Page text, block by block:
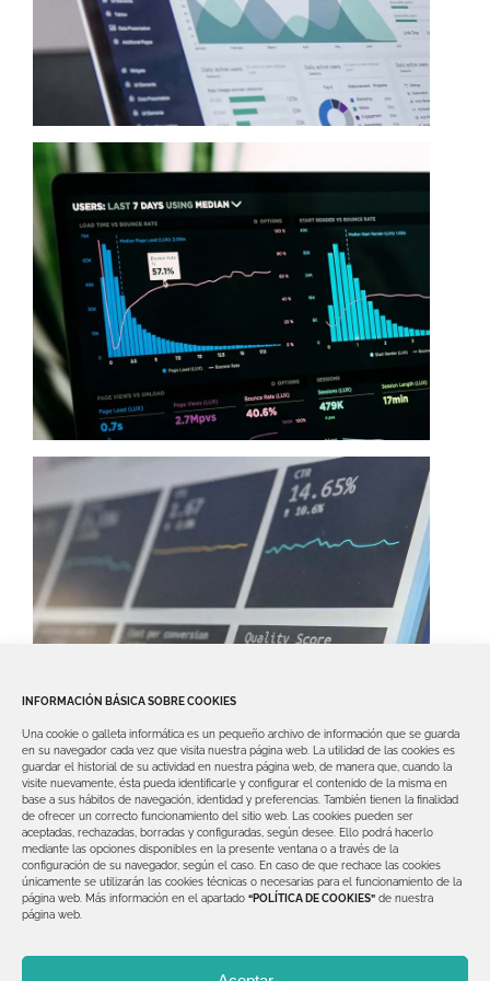
INFORMACIÓN BÁSICA SOBRE COOKIES
Una cookie o galleta informática es un pequeño archivo de información que se guarda
en su navegador cada vez que visita nuestra página web.
La utilidad de las cookies es
guardar el historial de su actividad en nuestra página web, de manera que, cuando la
visite nuevamente, ésta pueda identificarle y configurar el contenido de la misma en
base a sus hábitos de navegación, identidad y preferencias. También tienen la finalidad
de ofrecer un correcto funcionamiento del sitio web.
Las cookies pueden ser
aceptadas, rechazadas, borradas y configuradas, según desee. Ello podrá hacerlo
mediante las opciones disponibles en la presente ventana o a través de la
configuración de su navegador, según el caso. En caso de que rechace las cookies
únicamente se utilizarán las cookies técnicas o necesarias para el funcionamiento de la
página web. Más información en el apartado “POLÍTICA DE COOKIES” de nuestra
página web.